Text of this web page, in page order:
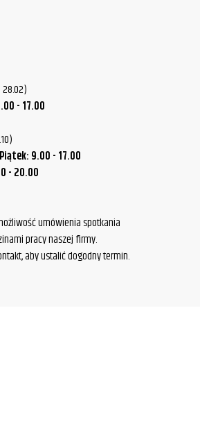
- 17.00
9.00 - 17.00
- 20.00
umówienia spotkania
pracy naszej firmy.
aby ustalić dogodny termin.